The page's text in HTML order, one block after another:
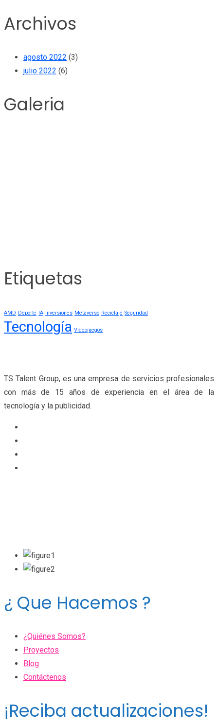
Archivos
agosto 2022 (3)
julio 2022 (6)
Galeria
Etiquetas
AMD Deporte IA inversiones Metaverso Reciclaje Seguridad
Tecnología Videojuegos
TS Talent Group, es una empresa de servicios profesionales
con más de 15 años de experiencia en el área de la
tecnología y la publicidad.
¿ Que Hacemos ?
¿Quiénes Somos?
Proyectos
Blog
Contáctenos
¡Reciba actualizaciones!